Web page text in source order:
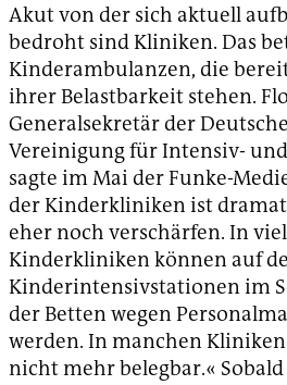
Akut von der sich aktuell
bedroht sind Kliniken. Das
Kinderambulanzen, die
ihrer Belastbarkeit stehen.
Generalsekretär der
Vereinigung für Intensiv-
sagte im Mai der Funke-
der Kinderkliniken ist
eher noch verschärfen. In
Kinderkliniken können auf
Kinderintensivstationen im
der Betten wegen
werden. In manchen
nicht mehr belegbar.« Sobald